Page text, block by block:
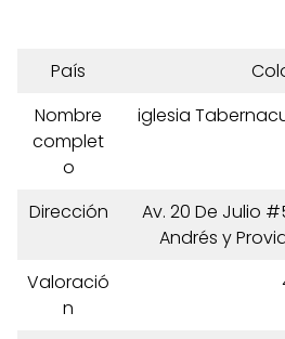
País
Nombre
complet
o
iglesia
Dirección
Av. 20 De Julio
Andrés y
Valoració
n